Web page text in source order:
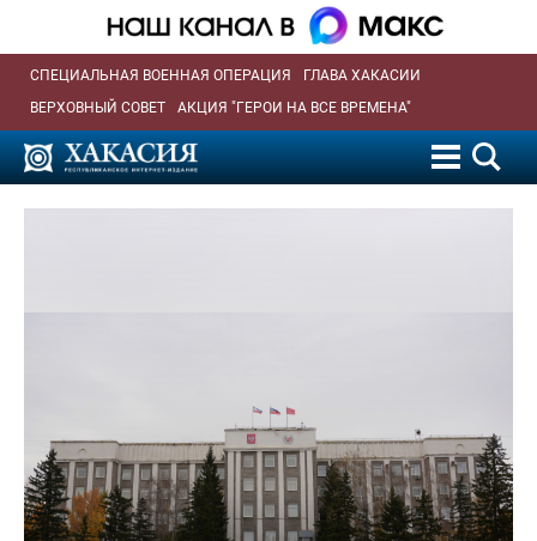
СПЕЦИАЛЬНАЯ ВОЕННАЯ ОПЕРАЦИЯ
ГЛАВА ХАКАСИИ
ВЕРХОВНЫЙ СОВЕТ
АКЦИЯ "ГЕРОИ НА ВСЕ ВРЕМЕНА"